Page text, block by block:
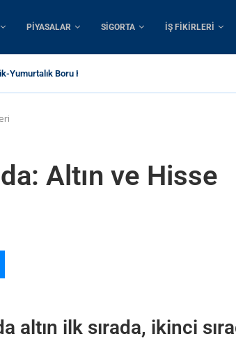
PIYASALAR SIGORTA İŞ FIKIRLERI
Yumurtalık Boru Hattı İçin 1...
Altın ve Hisse
altın ilk sırada, ikinci